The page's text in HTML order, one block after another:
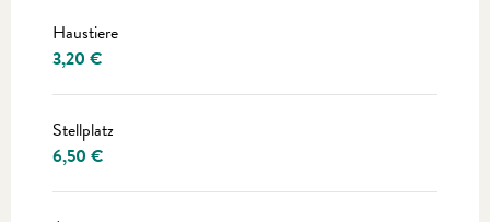
Haustiere
3,20 €
Stellplatz
6,50 €